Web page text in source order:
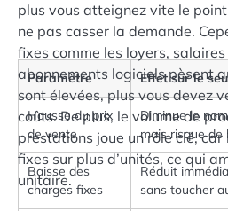
plus vous atteignez vite le
ne pas casser la demande.
fixes comme les loyers,
abonnements logiciels pèsent
sont élevées, plus vous devez
coûts. De plus, le volume de
prestations joue un rôle clé,
fixes sur plus d’unités, ce qui
unitaire.
Paramètre Effet sur le
Hausse du prix
de vente
Diminue le
mais risque de
Baisse des
charges fixes
Réduit
sans toucher